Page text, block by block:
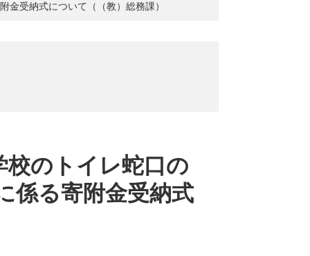
金受納式について（（教）総務課）
校のトイレ蛇口の
係る寄附金受納式